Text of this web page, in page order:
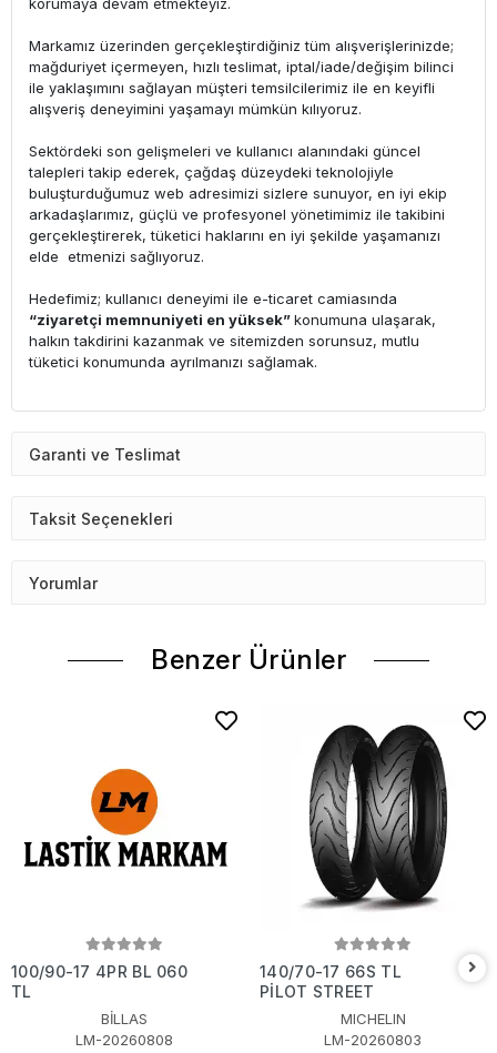
korumaya devam etmekteyiz.
Markamız üzerinden gerçekleştirdiğiniz tüm alışverişlerinizde;
mağduriyet içermeyen, hızlı teslimat, iptal/iade/değişim bilinci
ile yaklaşımını sağlayan müşteri temsilcilerimiz ile en keyifli
alışveriş deneyimini yaşamayı mümkün kılıyoruz.
Sektördeki son gelişmeleri ve kullanıcı alanındaki güncel
talepleri takip ederek, çağdaş düzeydeki teknolojiyle
buluşturduğumuz web adresimizi sizlere sunuyor, en iyi ekip
arkadaşlarımız, güçlü ve profesyonel yönetimimiz ile takibini
gerçekleştirerek, tüketici haklarını en iyi şekilde yaşamanızı
elde etmenizi sağlıyoruz.
Hedefimiz; kullanıcı deneyimi ile e-ticaret camiasında
“ziyaretçi memnuniyeti en yüksek”konumuna ulaşarak,
halkın takdirini kazanmak ve sitemizden sorunsuz, mutlu
tüketici konumunda ayrılmanızı sağlamak.
Garanti ve Teslimat
Taksit Seçenekleri
Yorumlar
Benzer Ürünler
100/90-17 4PR BL 060
TL
BİLLAS
LM-20260808
140/70-17 66S TL
PİLOT STREET
MICHELIN
LM-20260803